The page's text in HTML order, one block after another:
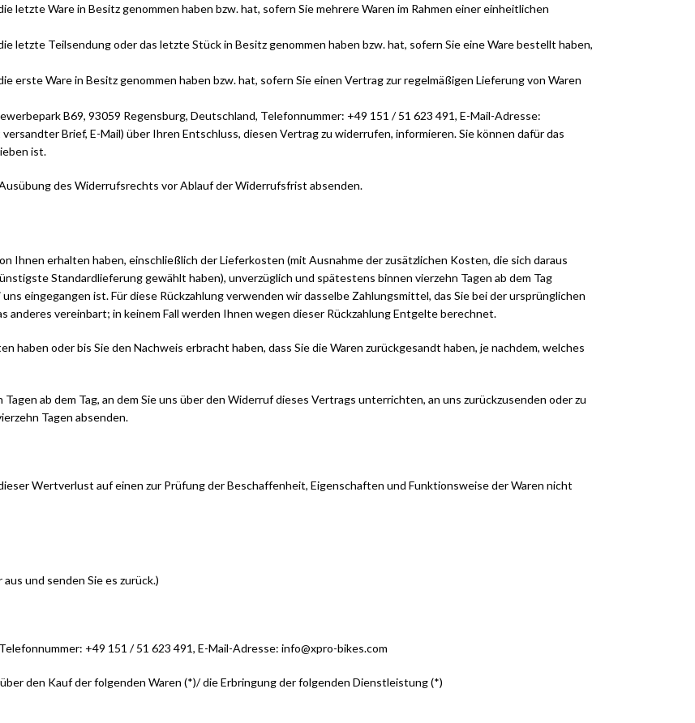
Ware in Besitz genommen haben bzw. hat, sofern Sie mehrere Waren im Rahmen einer einheitlichen
letzte Teilsendung oder das letzte Stück in Besitz genommen haben bzw. hat, sofern Sie eine Ware bestellt haben,
erste Ware in Besitz genommen haben bzw. hat, sofern Sie einen Vertrag zur regelmäßigen Lieferung von Waren
B69, 93059 Regensburg, Deutschland, Telefonnummer: +49 151 / 51 623 491, E-Mail-Adresse:
Brief, E-Mail) über Ihren Entschluss, diesen Vertrag zu widerrufen, informieren. Sie können dafür das
ist.
des Widerrufsrechts vor Ablauf der Widerrufsfrist absenden.
Ihnen erhalten haben, einschließlich der Lieferkosten (mit Ausnahme der zusätzlichen Kosten, die sich daraus
Standardlieferung gewählt haben), unverzüglich und spätestens binnen vierzehn Tagen ab dem Tag
eingegangen ist. Für diese Rückzahlung verwenden wir dasselbe Zahlungsmittel, das Sie bei der ursprünglichen
vereinbart; in keinem Fall werden Ihnen wegen dieser Rückzahlung Entgelte berechnet.
haben oder bis Sie den Nachweis erbracht haben, dass Sie die Waren zurückgesandt haben, je nachdem, welches
ab dem Tag, an dem Sie uns über den Widerruf dieses Vertrags unterrichten, an uns zurückzusenden oder zu
Tagen absenden.
Wertverlust auf einen zur Prüfung der Beschaffenheit, Eigenschaften und Funktionsweise der Waren nicht
und senden Sie es zurück.)
+49 151 / 51 623 491, E-Mail-Adresse: info@xpro-bikes.com
den Kauf der folgenden Waren (*)/ die Erbringung der folgenden Dienstleistung (*)